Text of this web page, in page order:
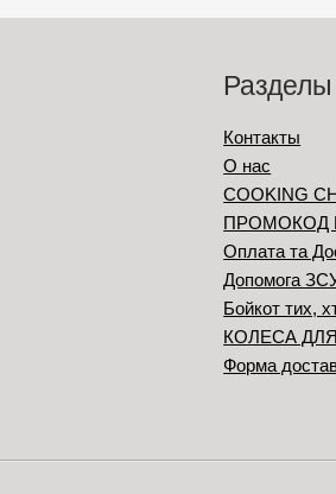
Разделы
Контакты
О нас
COOKING
ПРОМОКОД
Оплата та
Допомога
Бойкот тих,
КОЛЕСА
Форма